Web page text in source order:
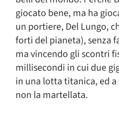
giocato bene, ma ha
un portiere, Del Lungo,
forti del pianeta), senza
ma vincendo gli scontri
millisecondi in cui due
in una lotta titanica, ed
non la martellata.